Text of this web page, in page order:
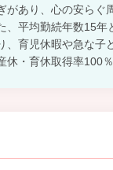
があり、心の安らぐ
、平均勤続年数15年
、育児休暇や急な子
休・育休取得率100％